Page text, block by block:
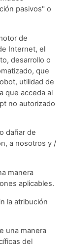
pasivos" o
de
Internet, el
desarrollo o
que
utilidad de
que acceda al
no autorizado
dañar de
a nosotros y /
manera
aplicables.
la atribución
una manera
del